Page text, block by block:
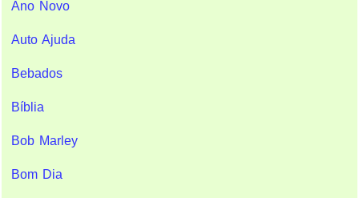
Ano Novo
Auto Ajuda
Bebados
Bíblia
Bob Marley
Bom Dia